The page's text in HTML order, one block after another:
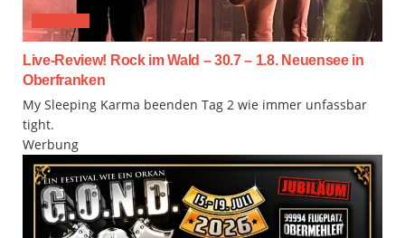
Live-Review! Rock im Wald – 30.7 – 1.8. Neuensee in
Oberfranken
My Sleeping Karma beenden Tag 2 wie immer unfassbar
tight.
Werbung